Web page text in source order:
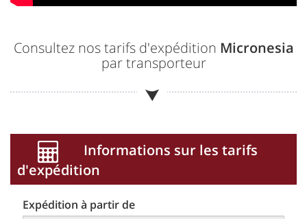
Consultez nos tarifs d'expédition Micronesia
par transporteur
Informations sur les tarifs
d'expédition
Expédition à partir de